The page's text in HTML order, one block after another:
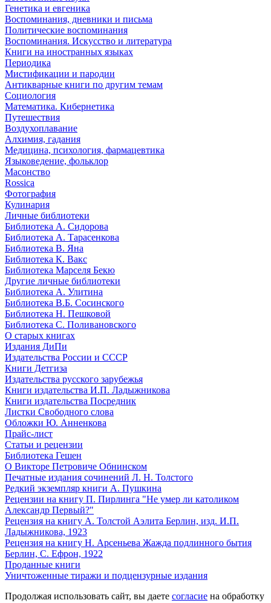
Генетика и евгеника
Воспоминания, дневники и письма
Политические воспоминания
Воспоминания. Искусство и литература
Книги на иностранных языках
Периодика
Мистификации и пародии
Антикварные книги по другим темам
Социология
Математика. Кибернетика
Путешествия
Воздухоплавание
Алхимия, гадания
Медицина, психология, фармацевтика
Языковедение, фольклор
Масонство
Rossica
Фотография
Кулинария
Личные библиотеки
Библиотека А. Сидорова
Библиотека А. Тарасенкова
Библиотека В. Яна
Библиотека К. Вакс
Библиотека Марселя Бекю
Другие личные библиотеки
Библиотека А. Улитина
Библиотека В.Б. Сосинского
Библиотека Н. Пешковой
Библиотека С. Поливановского
О старых книгах
Издания ДиПи
Издательства России и СССР
Книги Детгиза
Издательства русского зарубежья
Книги издательства И.П. Ладыжникова
Книги издательства Посредник
Листки Свободного слова
Обложки Ю. Анненкова
Прайс-лист
Статьи и рецензии
Библиотека Гешен
О Викторе Петровиче Обнинском
Печатные издания сочинений Л. Н. Толстого
Редкий экземпляр книги А. Пушкина
Рецензии на книгу П. Пирлинга "Не умер ли католиком
Александр Первый?"
Рецензия на книгу А. Толстой Аэлита Берлин, изд. И.П.
Ладыжникова, 1923
Рецензия на книгу Н. Арсеньева Жажда подлинного бытия
Берлин, С. Ефрон, 1922
Проданные книги
Уничтоженные тиражи и подцензурные издания
Продолжая использовать сайт, вы даете согласие на обработку